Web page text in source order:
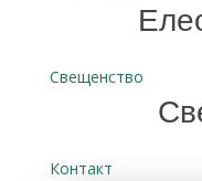
Свещенство
Контакт